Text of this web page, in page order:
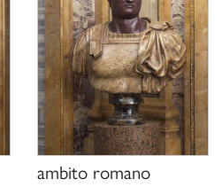
Borghese in Roma, Roma 1951, pp.
Le sculture dal sec. XVI al XIX, Roma
fig. 11h.
Studies. II, the Galleria, in “The
pp. 9-20.
Borghese, a cura di S. Staccioli, P.
ambito romano